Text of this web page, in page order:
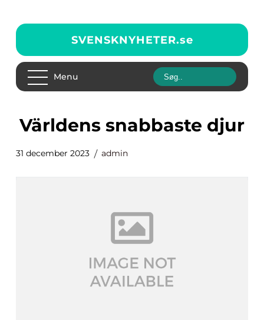
SVENSKNYHETER.se
Menu
världens snabbaste djur
31 december 2023 admin